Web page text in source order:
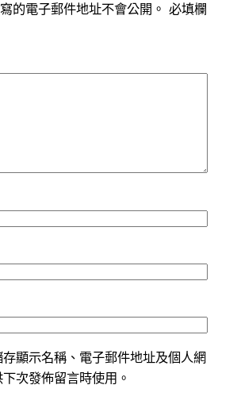
的電子郵件地址不會公開。 必填欄
顯示名稱、電子郵件地址及個人網
次發佈留言時使用。